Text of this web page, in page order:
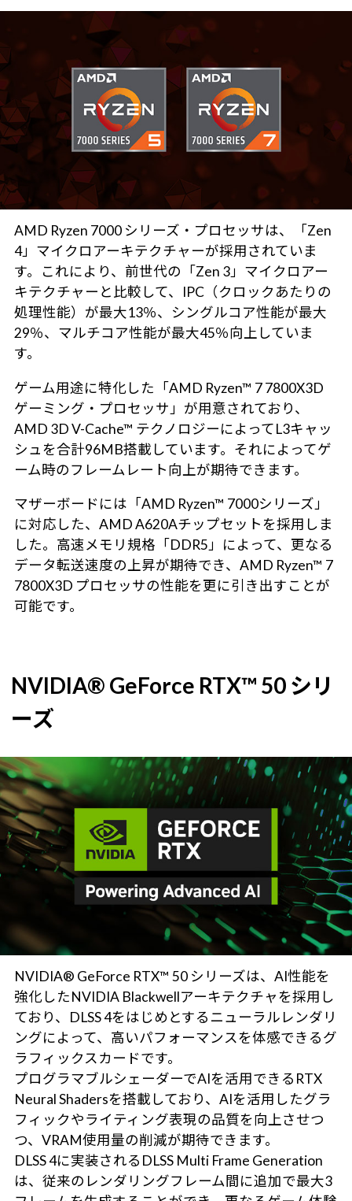
AMD Ryzen 7000 シリーズ・プロセッサは、「Zen
4」マイクロアーキテクチャーが採用されていま
す。これにより、前世代の「Zen 3」マイクロアー
キテクチャーと比較して、IPC（クロックあたりの
処理性能）が最大13％、シングルコア性能が最大
29％、マルチコア性能が最大45％向上していま
す。
ゲーム用途に特化した「AMD Ryzen™ 7 7800X3D
ゲーミング・プロセッサ」が用意されており、
AMD 3D V-Cache™ テクノロジーによってL3キャッ
シュを合計96MB搭載しています。それによってゲ
ーム時のフレームレート向上が期待できます。
マザーボードには「AMD Ryzen™ 7000シリーズ」
に対応した、AMD A620Aチップセットを採用しま
した。高速メモリ規格「DDR5」によって、更なる
データ転送速度の上昇が期待でき、AMD Ryzen™ 7
7800X3D プロセッサの性能を更に引き出すことが
可能です。
NVIDIA® GeForce RTX™ 50 シリ
ーズ
NVIDIA® GeForce RTX™ 50 シリーズは、AI性能を
強化したNVIDIA Blackwellアーキテクチャを採用し
ており、DLSS 4をはじめとするニューラルレンダリ
ングによって、高いパフォーマンスを体感できるグ
ラフィックスカードです。
プログラマブルシェーダーでAIを活用できるRTX
Neural Shadersを搭載しており、AIを活用したグラ
フィックやライティング表現の品質を向上させつ
つ、VRAM使用量の削減が期待できます。
DLSS 4に実装されるDLSS Multi Frame Generation
は、従来のレンダリングフレーム間に追加で最大3